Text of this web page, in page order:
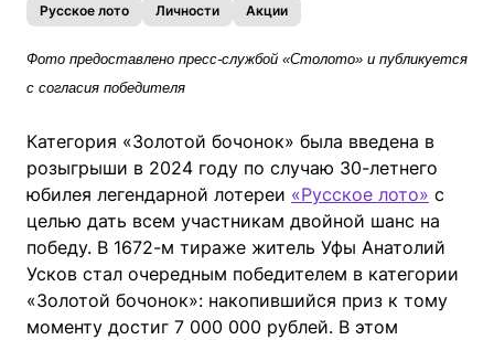
Русское лото
Личности Акции
Фото предоставлено пресс-службой «Столото» и публикуется
с согласия победителя
Категория «Золотой бочонок» была введена в
розыгрыши в 2024 году по случаю 30-летнего
юбилея легендарной лотереи «Русское лото» с
целью дать всем участникам двойной шанс на
победу. В 1672-м тираже житель Уфы Анатолий
Усков стал очередным победителем в категории
«Золотой бочонок»: накопившийся приз к тому
моменту достиг 7 000 000 рублей. В этом